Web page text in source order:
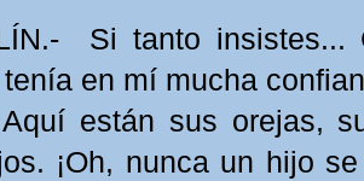
Si tanto insistes...
en mí mucha
están sus orejas,
¡Oh, nunca un hijo